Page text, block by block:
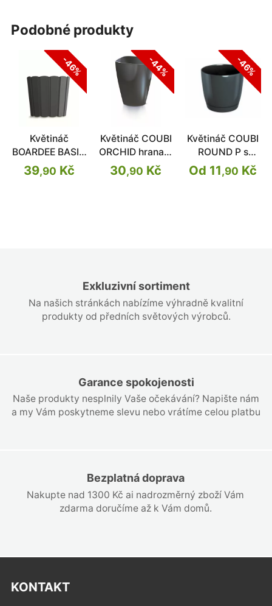
Exkluzivní sortiment
Na našich stránkách nabízíme výhradně kvalitní
produkty od předních světových výrobců.
Garance spokojenosti
Naše produkty nesplnily Vaše očekávání? Napište nám
a my Vám poskytneme slevu nebo vrátíme celou platbu
Bezplatná doprava
Nakupte nad 1300 Kč ai nadrozměrný zboží Vám
zdarma doručíme až k Vám domů.
podobné produkty
-46%
Květináč
BOARDEE BASIC
antracit 19,9cm
39,90 Kč
-44%
Květináč COUBI
ORCHID hranatý
antracit 13,2cm
30,90 Kč
-46%
Květináč COUBI
ROUND P s
miskou
Od 11,90 Kč
KONTAKT